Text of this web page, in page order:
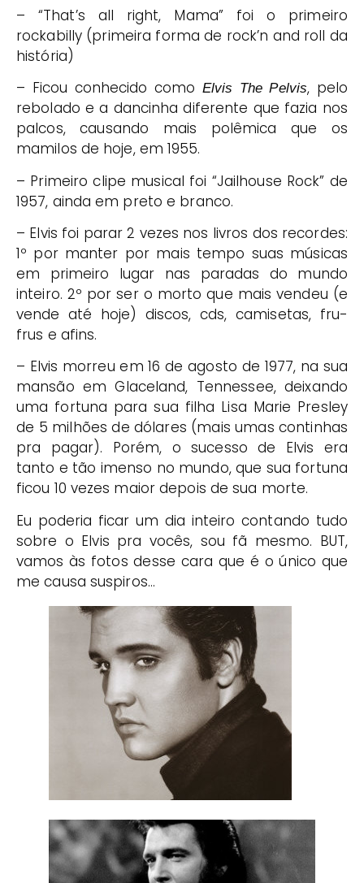
– “That’s all right, Mama” foi o primeiro
rockabilly (primeira forma de rock’n and roll da
história)
– Ficou conhecido como Elvis The Pelvis, pelo
rebolado e a dancinha diferente que fazia nos
palcos, causando mais polêmica que os
mamilos de hoje, em 1955.
– Primeiro clipe musical foi “Jailhouse Rock” de
1957, ainda em preto e branco.
– Elvis foi parar 2 vezes nos livros dos recordes:
1º por manter por mais tempo suas músicas
em primeiro lugar nas paradas do mundo
inteiro. 2º por ser o morto que mais vendeu (e
vende até hoje) discos, cds, camisetas, fru-
frus e afins.
– Elvis morreu em 16 de agosto de 1977, na sua
mansão em Glaceland, Tennessee, deixando
uma fortuna para sua filha Lisa Marie Presley
de 5 milhões de dólares (mais umas continhas
pra pagar). Porém, o sucesso de Elvis era
tanto e tão imenso no mundo, que sua fortuna
ficou 10 vezes maior depois de sua morte.
Eu poderia ficar um dia inteiro contando tudo
sobre o Elvis pra vocês, sou fã mesmo. BUT,
vamos às fotos desse cara que é o único que
me causa suspiros…